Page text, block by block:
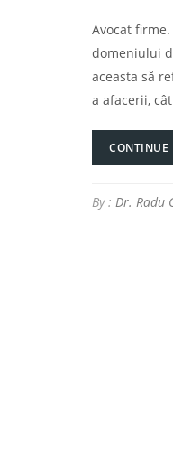
Avocat
domeniului
aceasta să
a afacerii,
CONTINUE
By : Dr. Radu